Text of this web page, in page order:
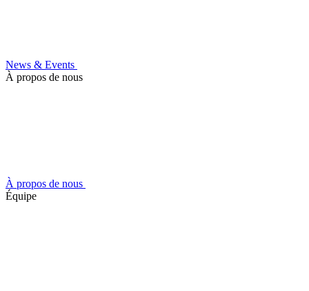
News & Events
À propos de nous
À propos de nous
Équipe